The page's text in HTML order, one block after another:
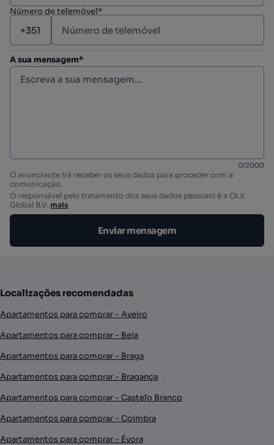
Número de telemóvel*
A sua mensagem*
0/2000
O anunciante irá receber os seus dados para proceder com a
comunicação.
O responsável pelo tratamento dos seus dados pessoais é a OLX
Global B.V. mais
Enviar mensagem
Localizações recomendadas
Apartamentos para comprar - Aveiro
Apartamentos para comprar - Beja
Apartamentos para comprar - Braga
Apartamentos para comprar - Bragança
Apartamentos para comprar - Castelo Branco
Apartamentos para comprar - Coimbra
Apartamentos para comprar - Évora